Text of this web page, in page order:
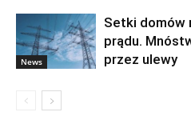
News
Setki domów
prądu.
przez ulewy